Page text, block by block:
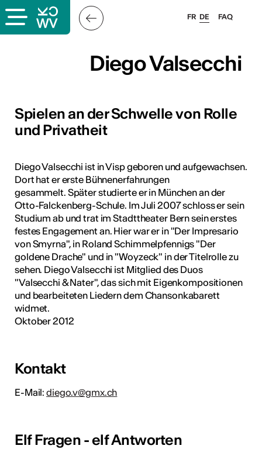
...
FAQ
FR DE
Diego Valsecchi
Diego Valsecchi
Spielen an der Schwelle von Rolle
und Privatheit
Diego Valsecchi ist in Visp geboren und aufgewachsen.
Dort hat er erste Bühnenerfahrungen
gesammelt. Später studierte er in München an der
Otto-Falckenberg-Schule. Im Juli 2007 schloss er sein
Studium ab und trat im Stadttheater Bern sein erstes
festes Engagement an. Hier war er in "Der Impresario
von Smyrna", in Roland Schimmelpfennigs "Der
goldene Drache" und in "Woyzeck" in der Titelrolle zu
sehen. Diego Valsecchi ist Mitglied des Duos
"Valsecchi & Nater", das sich mit Eigenkompositionen
und bearbeiteten Liedern dem Chansonkabarett
widmet.
Oktober 2012
Kontakt
E-Mail:diego.v@gmx.ch
Elf Fragen - elf Antworten